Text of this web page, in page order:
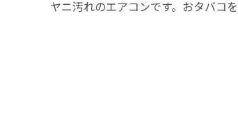
ヤニ汚れのエアコンです。おタバコ